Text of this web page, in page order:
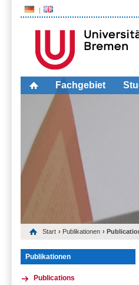
Fachgebiet
Start › Publikationen ›
Publikationen
Publications